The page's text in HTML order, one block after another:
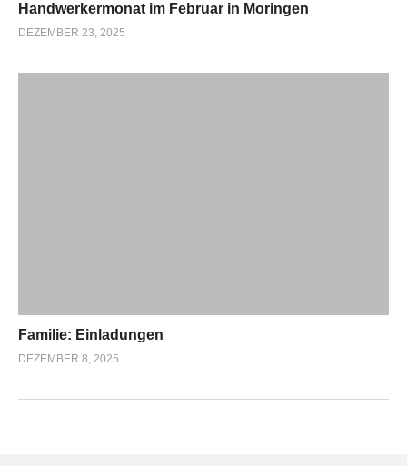
Handwerkermonat im Februar in Moringen
DEZEMBER 23, 2025
Familie: Einladungen
DEZEMBER 8, 2025